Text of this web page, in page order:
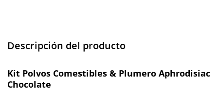
Descripción del producto
Kit Polvos Comestibles & Plumero Aphrodisiac
Chocolate